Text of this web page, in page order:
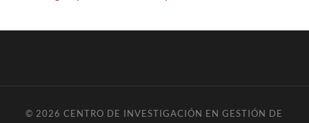
© 2026CENTRO DE INVESTIGACIÓN EN GESTIÓN DE